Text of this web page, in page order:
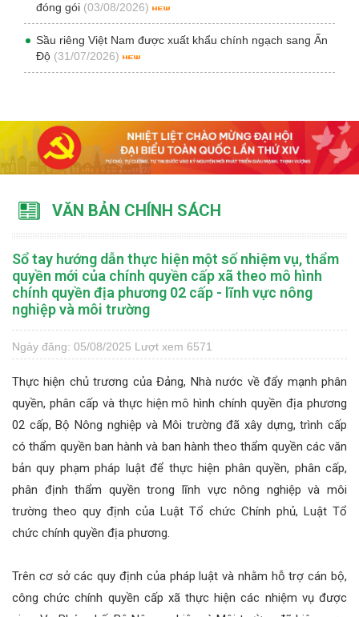
đóng gói (03/08/2026)
Sầu riêng Việt Nam được xuất khẩu chính ngạch sang Ấn
Độ (31/07/2026)
VĂN BẢN CHÍNH SÁCH
Sổ tay hướng dẫn thực hiện một số nhiệm vụ, thẩm
quyền mới của chính quyền cấp xã theo mô hình
chính quyền địa phương 02 cấp - lĩnh vực nông
nghiệp và môi trường
Ngày đăng: 05/08/2025 Lượt xem 6571
Thực hiện chủ trương của Đảng, Nhà nước về đẩy mạnh phân
quyền, phân cấp và thực hiện mô hình chính quyền địa phương
02 cấp, Bộ Nông nghiệp và Môi trường đã xây dựng, trình cấp
có thẩm quyền ban hành và ban hành theo thẩm quyền các văn
bản quy phạm pháp luật để thực hiện phân quyền, phân cấp,
phân định thẩm quyền trong lĩnh vực nông nghiệp và môi
trường theo quy định của Luật Tổ chức Chính phủ, Luật Tổ
chức chính quyền địa phương.
Trên cơ sở các quy định của pháp luật và nhằm hỗ trợ cán bộ,
công chức chính quyền cấp xã thực hiện các nhiệm vụ được